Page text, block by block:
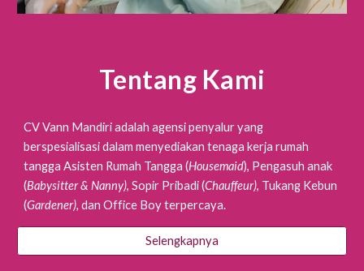
Tentang Kami
CV Vann Mandiri adalah agensi penyalur yang
berspesialisasi dalam menyediakan tenaga kerja rumah
tangga Asisten Rumah Tangga (Housemaid), Pengasuh anak
(Babysitter & Nanny), Sopir Pribadi (Chauffeur), Tukang Kebun
(Gardener), dan Office Boy terpercaya.
Selengkapnya